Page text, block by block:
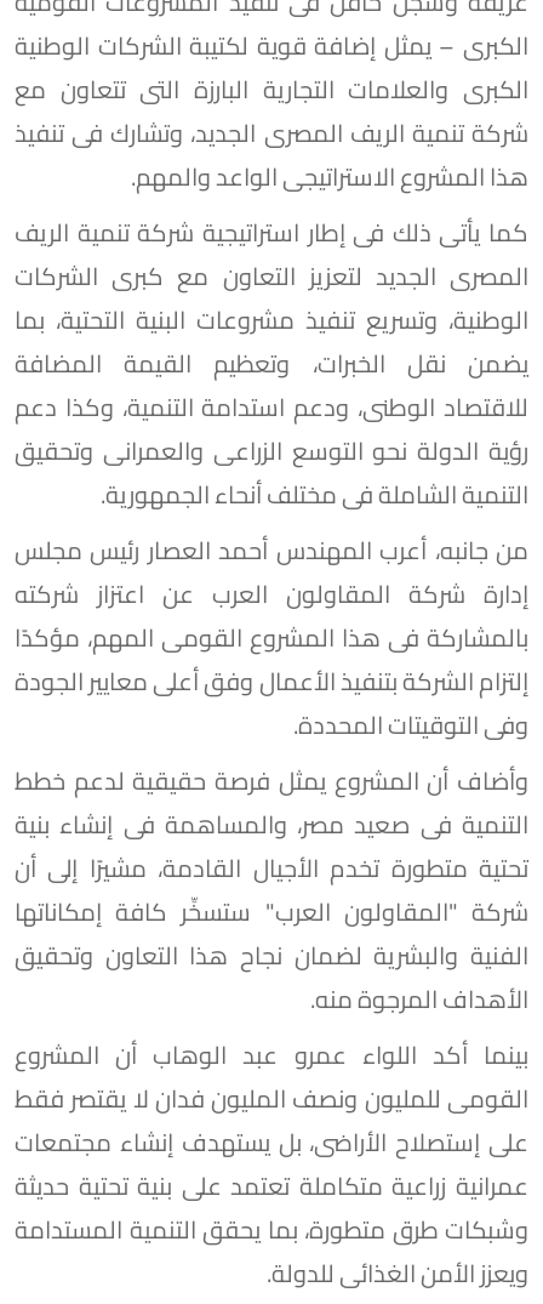
الكبرى – يمثل إضافة قوية لكتيبة الشركات الوطنية
الكبرى والعلامات التجارية البارزة التى تتعاون مع
شركة تنمية الريف المصرى الجديد، وتشارك فى تنفيذ
هذا المشروع الاستراتيجى الواعد والمهم.
كما يأتى ذلك فى إطار استراتيجية شركة تنمية الريف
المصرى الجديد لتعزيز التعاون مع كبرى الشركات
الوطنية، وتسريع تنفيذ مشروعات البنية التحتية، بما
يضمن نقل الخبرات، وتعظيم القيمة المضافة
للاقتصاد الوطنى، ودعم استدامة التنمية، وكذا دعم
رؤية الدولة نحو التوسع الزراعى والعمرانى وتحقيق
التنمية الشاملة فى مختلف أنحاء الجمهورية.
من جانبه، أعرب المهندس أحمد العصار رئيس مجلس
إدارة شركة المقاولون العرب عن اعتزاز شركته
بالمشاركة فى هذا المشروع القومى المهم، مؤكدًا
إلتزام الشركة بتنفيذ الأعمال وفق أعلى معايير الجودة
وفى التوقيتات المحددة.
وأضاف أن المشروع يمثل فرصة حقيقية لدعم خطط
التنمية فى صعيد مصر، والمساهمة فى إنشاء بنية
تحتية متطورة تخدم الأجيال القادمة، مشيرًا إلى أن
شركة "المقاولون العرب" ستسخِّر كافة إمكاناتها
الفنية والبشرية لضمان نجاح هذا التعاون وتحقيق
الأهداف المرجوة منه.
بينما أكد اللواء عمرو عبد الوهاب أن المشروع
القومى للمليون ونصف المليون فدان لا يقتصر فقط
على إستصلاح الأراضى، بل يستهدف إنشاء مجتمعات
عمرانية زراعية متكاملة تعتمد على بنية تحتية حديثة
وشبكات طرق متطورة، بما يحقق التنمية المستدامة
ويعزز الأمن الغذائى للدولة.